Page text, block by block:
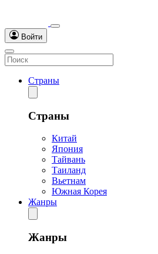
Войти
Страны
Страны
Китай
Япония
Тайвань
Таиланд
Вьетнам
Южная Корея
Жанры
Жанры